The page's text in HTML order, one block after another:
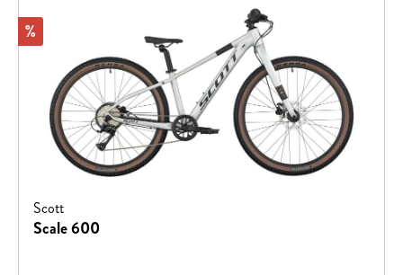
Rabatt
%
Scott
Scale 600